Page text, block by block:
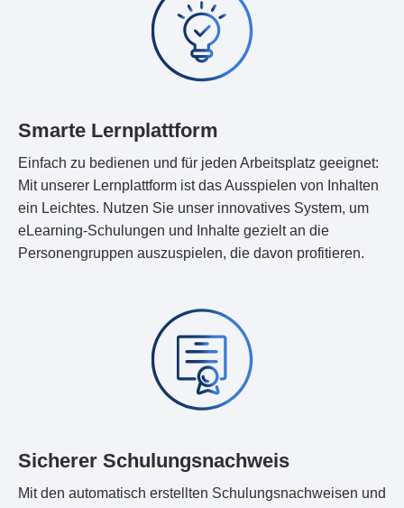
Smarte Lernplattform
Einfach zu bedienen und für jeden Arbeitsplatz geeignet:
Mit unserer Lernplattform ist das Ausspielen von Inhalten
ein Leichtes. Nutzen Sie unser innovatives System, um
eLearning-Schulungen und Inhalte gezielt an die
Personengruppen auszuspielen, die davon profitieren.
Sicherer Schulungsnachweis
Mit den automatisch erstellten Schulungsnachweisen und